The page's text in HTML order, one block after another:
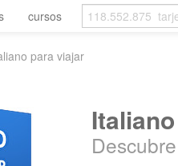
cursos
para viajar